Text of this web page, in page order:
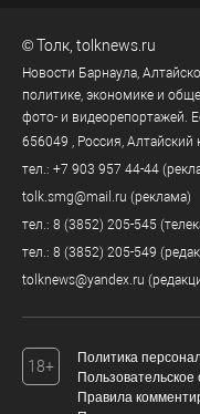
©Толк tolknews.ru
Новости Барнаула,
политике, экономике и
фото- и видеорепортажей.
656049 , Россия, Алтайский
тел.: +7 903 957 44-44
tolk.smg@mail.ru (реклама)
тел.: 8 (3852) 205-545
тел.: 8 (3852) 205-549
tolknews@yandex.ru
18+
Политика
Правила